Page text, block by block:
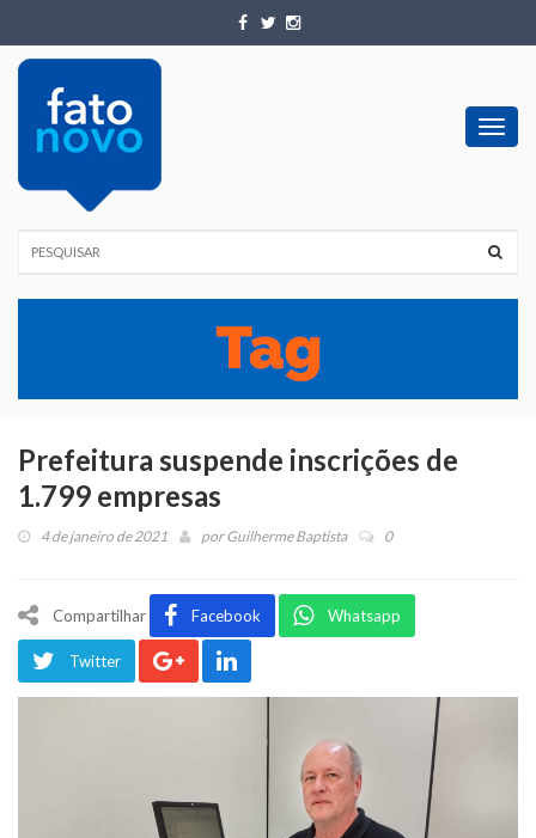
Prefeitura suspende inscrições de
1.799 empresas
4 de janeiro de 2021 porGuilherme Baptista 0
Compartilhar Facebook Whatsapp
Twitter